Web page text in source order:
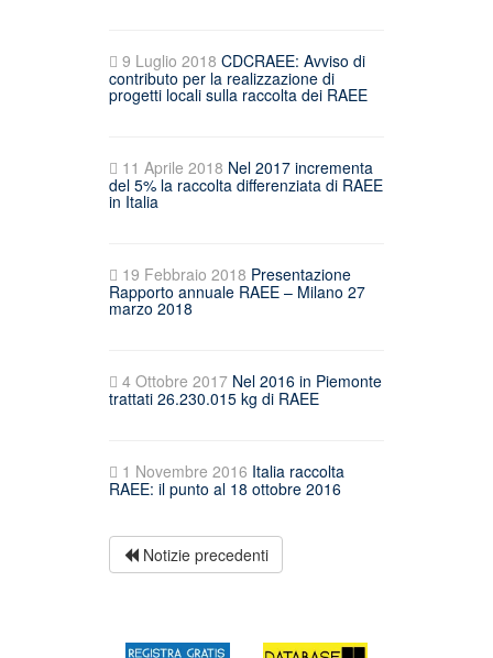
9 Luglio 2018 CDCRAEE: Avviso di
contributo per la realizzazione di
progetti locali sulla raccolta dei RAEE
11 Aprile 2018 Nel 2017 incrementa
del 5% la raccolta differenziata di RAEE
in Italia
19 Febbraio 2018 Presentazione
Rapporto annuale RAEE – Milano 27
marzo 2018
4 Ottobre 2017 Nel 2016 in Piemonte
trattati 26.230.015 kg di RAEE
1 Novembre 2016 Italia raccolta
RAEE: il punto al 18 ottobre 2016
Notizie precedenti